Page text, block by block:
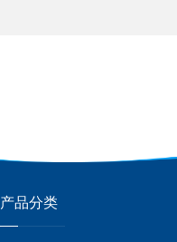
产品分类